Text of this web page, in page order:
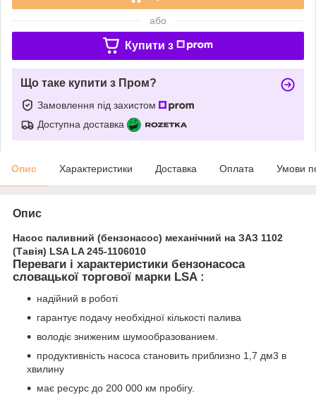
або
Купити з
Що таке купити з Пром?
Замовлення під захистом
Доступна доставка
Опис Характеристики Доставка Оплата Умови
Опис
Насос паливний (бензонасос) механічний на ЗАЗ 1102
(Тавія) LSA LA 245-1106010
Переваги і характеристики бензонасоса
словацької торгової марки LSA :
надійний в роботі
гарантує подачу необхідної кількості палива
володіє зниженим шумообразованием.
продуктивність насоса становить приблизно 1,7 дм3 в
хвилину
має ресурс до 200 000 км пробігу.